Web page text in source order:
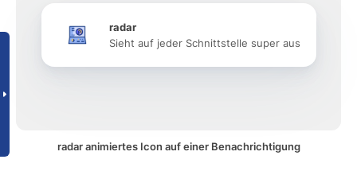
radar
Sieht auf jeder Schnittstelle super aus
radar animiertes Icon auf einer Benachrichtigung